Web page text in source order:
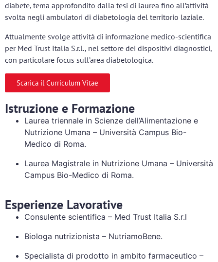
diabete, tema approfondito dalla tesi di laurea fino all’attività
svolta negli ambulatori di diabetologia del territorio laziale.
Attualmente svolge attività di informazione medico-scientifica
per Med Trust Italia S.r.l., nel settore dei dispositivi diagnostici,
con particolare focus sull’area diabetologica.
Scarica il Curriculum Vitae
Istruzione e Formazione
Laurea triennale in Scienze dell’Alimentazione e
Nutrizione Umana – Università Campus Bio-
Medico di Roma.
Laurea Magistrale in Nutrizione Umana – Università
Campus Bio-Medico di Roma.
Esperienze Lavorative
Consulente scientifica – Med Trust Italia S.r.l
Biologa nutrizionista – NutriamoBene.
Specialista di prodotto in ambito farmaceutico –